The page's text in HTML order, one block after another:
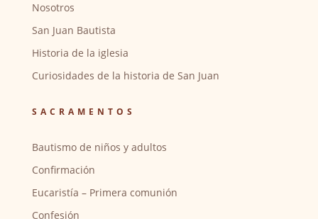
Nosotros
San Juan Bautista
Historia de la iglesia
Curiosidades de la historia de San Juan
SACRAMENTOS
Bautismo de niños y adultos
Confirmación
Eucaristía – Primera comunión
Confesión